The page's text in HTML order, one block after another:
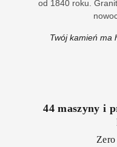
od 1840 roku.
Twój kamień ma
44 maszyny i